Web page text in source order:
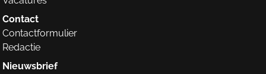
Contact
Contactformulier
Redactie
Nieuwsbrief